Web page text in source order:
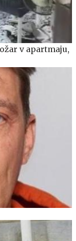
v apartmaju,